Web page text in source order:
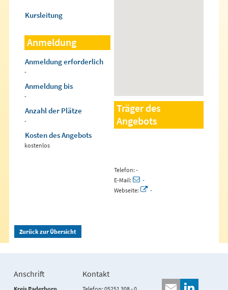
Kursleitung
Anmeldung
Anmeldung erforderlich
-
Anmeldung bis
-
Anzahl der Plätze
-
Kosten des Angebots
kostenlos
Träger des
Angebots
Telefon: -
E-Mail:
-
Webseite:
-
Zurück zur Übersicht
Anschrift Kontakt